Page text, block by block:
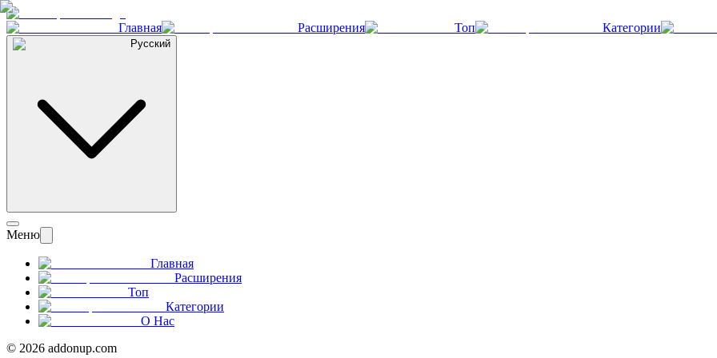
Главная Расширения Топ Категории
Русский
Меню
Главная
Расширения
Топ
Категории
О Нас
© 2026 addonup.com